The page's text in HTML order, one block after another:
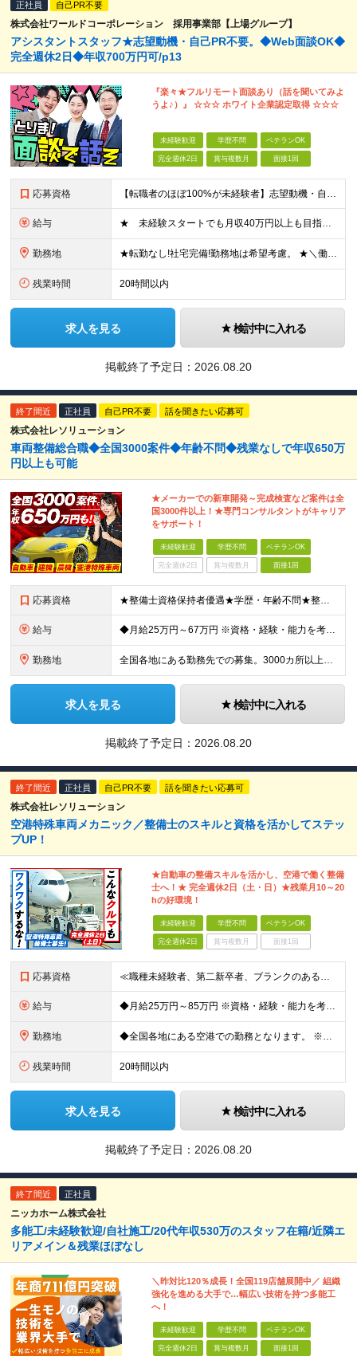
正社員 自己PR不要
株式会社ワールドコーポレーション 採用事業部【上場グループ】
アシスタントスタッフ★志望動機・自己PR不要。◆Web面談OK◆
完全週休2日◆年収700万円可/p13
『楽々★フルリモート面談あり（話を聞いてみよ
うよ♪）』 ☆☆☆ ホワイト企業認定取得 ☆☆☆
未経験歓迎 学歴不問 ベテランOK
完全週休2日 賞与複数月 面接1回
応募資格 【転職者のほぼ100%が未経験者】志望動機・自己PR不要 ◎学歴、職歴、転職回数、正社員経験の有無などは一切問いません！ ◎ご年齢が38歳までの方※若年層の長期キャリア形成のため 普通自動車免許（
給与 ★ 未経験スタートでも月収40万円以上も目指せます！ ★ ★ 試用期間6か月あり／給与・待遇に変更なし ★ ＼パターン①orパターン②で給与形態の選択が可能／ ＜パターン①＞ 月給+交通費+（残業
勤務地 ★転勤なし!社宅完備!勤務地は希望考慮。 ★＼働きたいエリアで仕事ができます／ ★U・Iターン歓迎! ■関東/東京、神奈川、埼玉、千葉、群馬、栃木、茨城 ■東北/青森、秋田、岩手、宮城、福島、山形
残業時間 20時間以内
求人を見る 検討中に入れる
掲載終了予定日： 2026.08.20
終了間近 正社員 自己PR不要 話を聞きたい応募可
株式会社レソリューション
車両整備総合職◆全国3000案件◆年齢不問◆残業なしで年収650万
円以上も可能
★メーカーでの新車開発～完成検査など案件は全
国3000件以上！★専門コンサルタントがキャリア
をサポート！
未経験歓迎 学歴不問 ベテランOK
完全週休2日 賞与複数月 面接1回
応募資格 ★整備士資格保持者優遇★学歴・年齢不問★整備経験者・既卒者・第二新卒・車業界経験者・未経験者歓迎！ ◎経験や資格を活かしてキャリアアップしたい方 ◎ライフスタイルに合った働き方を求めている方 ◎技術
給与 ◆月給25万円～67万円 ※資格・経験・能力を考慮の上、優遇 ※現年収・年齢・経験・資格・能力等、総合的に考慮し、決定します。 ※自動車整備の実務経験がある方はご相談ください！ ※試用期間有(同待遇/
勤務地 全国各地にある勤務先での募集。3000カ所以上から希望を考慮し決定。 ★転居を伴う転勤なし。 ★遠方からのご応募も歓迎！引越など赴任に伴う費用、家賃は全額負担します（会社規定による）。 ★請負先
求人を見る 検討中に入れる
掲載終了予定日： 2026.08.20
終了間近 正社員 自己PR不要 話を聞きたい応募可
株式会社レソリューション
空港特殊車両メカニック／整備士のスキルと資格を活かしてステッ
プUP！
★自動車の整備スキルを活かし、空港で働く整備
士へ！★ 完全週休2日（土・日）★残業月10～20
hの好環境！
未経験歓迎 学歴不問 ベテランOK
完全週休2日 賞与複数月 面接1回
応募資格 ≪職種未経験者、第二新卒者、ブランクのある方歓迎！≫ ◆自動車整備士3級以上の資格をお持ちの方 学歴不問。 ◎自動車整備士資格必須 ◎整備経験者優遇 ※技術サポートが充実しており、経験年数は不問
給与 ◆月給25万円～85万円 ※資格・経験・能力を考慮の上、優遇 ※現年収・年齢・経験・資格・能力等、総合的に考慮し、決定します。 ※自動車整備の実務経験がある方はご相談ください！ ※試用期間有(同待遇/
勤務地 ◆全国各地にある空港での勤務となります。 ※希望を考慮し勤務先を決定いたします。 ※地域により空港内特殊車両の整備を空港外で行なう事もあります。 ★遠方からのご応募も歓迎です。引越など赴任に伴う
残業時間 20時間以内
求人を見る 検討中に入れる
掲載終了予定日： 2026.08.20
終了間近 正社員
ニッカホーム株式会社
多能工/未経験歓迎/自社施工/20代年収530万のスタッフ在籍/近隣エ
リアメイン＆残業ほぼなし
＼昨対比120％成長！全国119店舗展開中／ 組織
強化を進める大手で…幅広い技術を持つ多能工
へ！
未経験歓迎 学歴不問 ベテランOK
完全週休2日 賞与複数月 面接1回